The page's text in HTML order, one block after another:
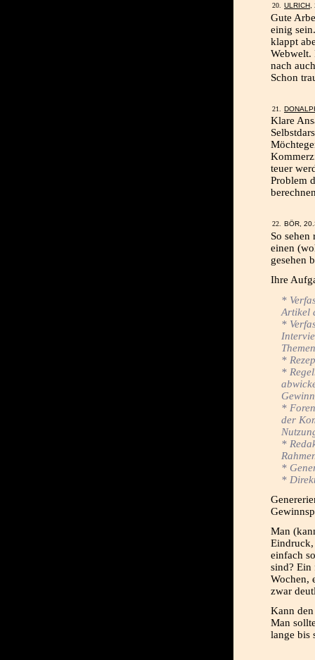
ULRICH
Gute
einig
klappt
Webwelt.
nach
Schon
Klare
teuer
Problem
BÖR,
So sehen
einen
gesehen
Ihre
*
Artikel
*
Themen
*
*
*
der
*
*
*
Man
Eindruck,
einfach
sind?
Wochen,
zwar
Kann
Man
lange bis